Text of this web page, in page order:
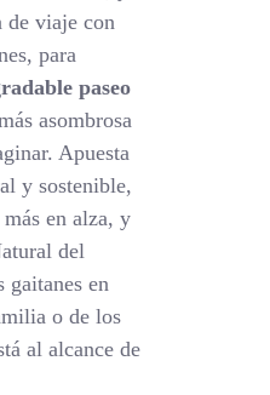
de viaje con
para
paseo
asombrosa
Apuesta
y sostenible,
más en alza, y
del
gaitanes en
o de los
al alcance de